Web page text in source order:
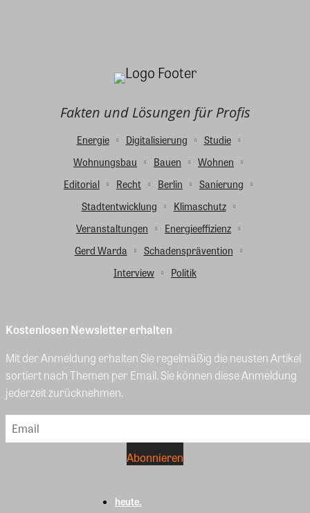
Fakten und Lösungen für Profis
Energie Digitalisierung
Studie
Wohnungsbau
Bauen
Wohnen
Editorial
Recht Berlin
Sanierung
Stadtentwicklung
Klimaschutz
Veranstaltungen
Energieeffizienz
Gerd Warda
Schadensprävention
Interview
Politik
Kostenlosen Newsletter erhalten
Mit der Anmeldung erhalten Sie regelmäßig die neusten Artikel
sortiert nach Themen per Email. Sie können diese Anmeldung
jederzeit zurücknehmen.
heute.